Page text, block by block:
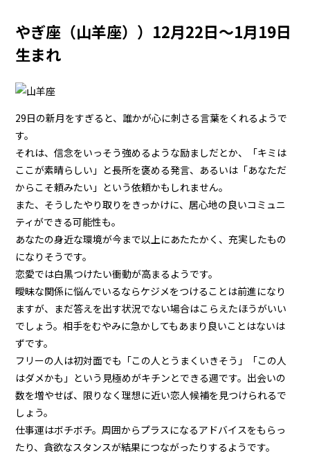
やぎ座（山羊座））12月22日～1月19日
生まれ
29日の新月をすぎると、誰かが心に刺さる言葉をくれるようで
す。
それは、信念をいっそう強めるような励ましだとか、「キミは
ここが素晴らしい」と長所を褒める発言、あるいは「あなただ
からこそ頼みたい」という依頼かもしれません。
また、そうしたやり取りをきっかけに、居心地の良いコミュニ
ティができる可能性も。
あなたの身近な環境が今まで以上にあたたかく、充実したもの
になりそうです。
恋愛では白黒つけたい衝動が高まるようです。
曖昧な関係に悩んでいるならケジメをつけることは前進になり
ますが、まだ答えを出す状況でない場合はこらえたほうがいい
でしょう。相手をむやみに急かしてもあまり良いことはないは
ずです。
フリーの人は初対面でも「この人とうまくいきそう」「この人
はダメかも」という見極めがキチンとできる週です。出会いの
数を増やせば、限りなく理想に近い恋人候補を見つけられるで
しょう。
仕事運はボチボチ。周囲からプラスになるアドバイスをもらっ
たり、貪欲なスタンスが結果につながったりするようです。